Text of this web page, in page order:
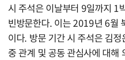
시 주석은 이날부터 9일까지 1
빈방문한다. 이는 2019년 6월
이다. 방문 기간 시 주석은 김
중 관계 및 공동 관심사에 대해